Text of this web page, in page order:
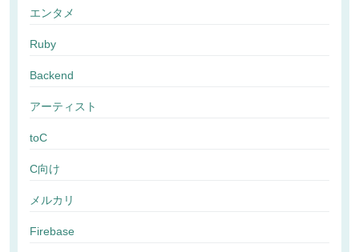
エンタメ
Ruby
Backend
アーティスト
toC
C向け
メルカリ
Firebase